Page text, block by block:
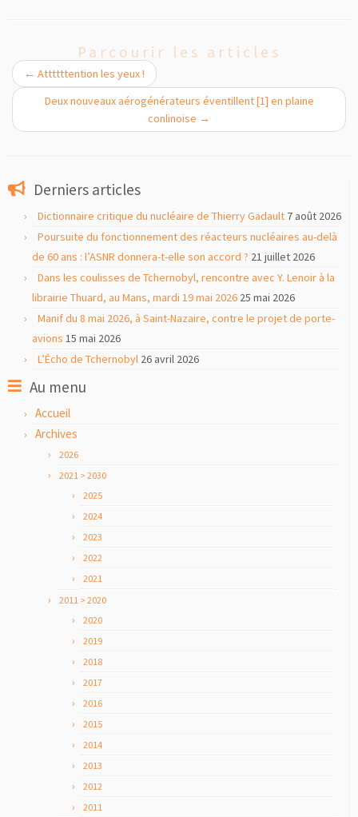
Parcourir les articles
← Attttttention les yeux !
Deux nouveaux aérogénérateurs éventillent [1] en plaine
conlinoise →
Derniers articles
Dictionnaire critique du nucléaire de Thierry Gadault 7 août 2026
Poursuite du fonctionnement des réacteurs nucléaires au-delà
de 60 ans : l’ASNR donnera-t-elle son accord ? 21 juillet 2026
Dans les coulisses de Tchernobyl, rencontre avec Y. Lenoir à la
librairie Thuard, au Mans, mardi 19 mai 2026 25 mai 2026
Manif du 8 mai 2026, à Saint-Nazaire, contre le projet de porte-
avions 15 mai 2026
L’Écho de Tchernobyl 26 avril 2026
Au menu
Accueil
Archives
2026
2021 > 2030
2025
2024
2023
2022
2021
2011 > 2020
2020
2019
2018
2017
2016
2015
2014
2013
2012
2011